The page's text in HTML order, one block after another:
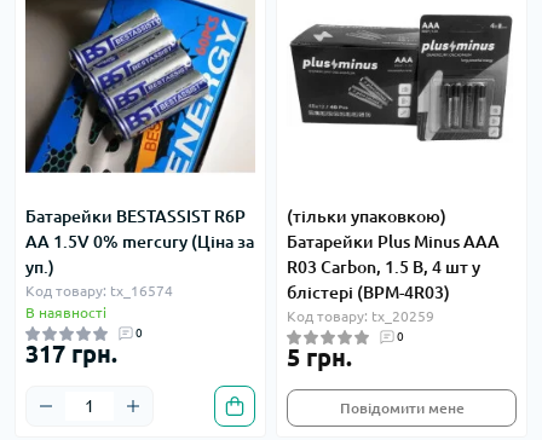
Батарейки BESTASSIST R6P
AA 1.5V 0% mercury (Ціна за
уп.)
Код товару: tx_16574
В наявності
0
317 грн.
(тільки упаковкою)
Батарейки Plus Minus AAA
R03 Carbon, 1.5 В, 4 шт у
блістері (BPM-4R03)
Код товару: tx_20259
0
5 грн.
Повідомити мене